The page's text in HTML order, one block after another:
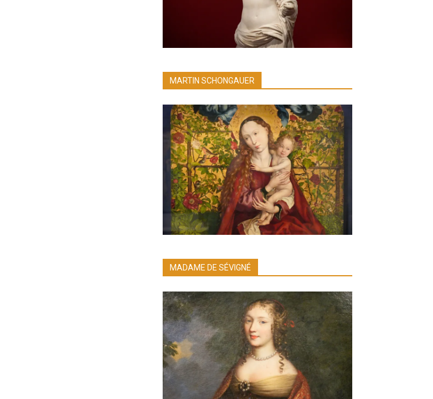
MARTIN SCHONGAUER
MADAME DE SÉVIGNÉ